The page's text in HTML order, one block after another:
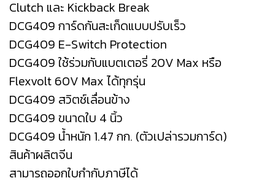
Clutch และ Kickback Break
DCG409 การ์ดกันสะเก็ดแบบปรับเร็ว
DCG409 E-Switch Protection
DCG409 ใช้ร่วมกับแบตเตอรี่ 20V Max หรือ
Flexvolt 60V Max ได้ทุกรุ่น
DCG409 สวิตช์เลื่อนข้าง
DCG409 ขนาดใบ 4 นิ้ว
DCG409 น้ำหนัก 1.47 กก. (ตัวเปล่ารวมการ์ด)
สินค้าผลิตจีน
สามารถออกใบกำกับภาษีได้